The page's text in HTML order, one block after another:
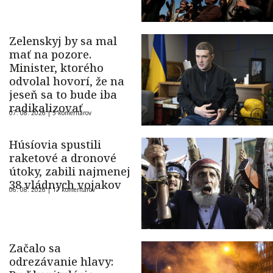
Zelenskyj by sa mal
mať na pozore.
Minister, ktorého
odvolal hovorí, že na
jeseň sa to bude iba
radikalizovať
07. 08. 2026 |5 komentárov
Húsíovia spustili
raketové a dronové
útoky, zabili najmenej
38 vládnych vojakov
06. 08. 2026 |17 komentárov
Začalo sa
odrezávanie hlavy: